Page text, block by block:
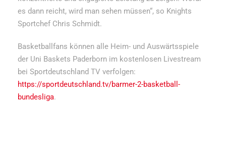
es dann reicht, wird man sehen müssen“, so Knights
Sportchef Chris Schmidt.
Basketballfans können alle Heim- und Auswärtsspiele
der Uni Baskets Paderborn im kostenlosen Livestream
bei Sportdeutschland TV verfolgen:
https://sportdeutschland.tv/barmer-2-basketball-
bundesliga.